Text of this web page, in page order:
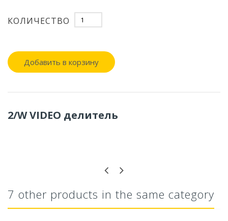
КОЛИЧЕСТВО
Добавить в корзину
2/W VIDEO делитель
7 other products in the same category